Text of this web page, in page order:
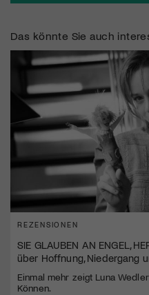
Das könnte Sie auch
REZENSIONEN
SIE GLAUBEN AN ENGEL,
über Hoffnung, Niedergang
Einmal mehr zeigt Luna
Können.